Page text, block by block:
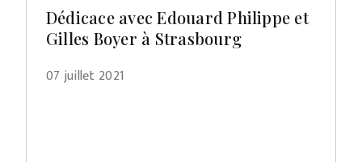
Dédicace avec Edouard Philippe et
Gilles Boyer à Strasbourg
07 juillet 2021